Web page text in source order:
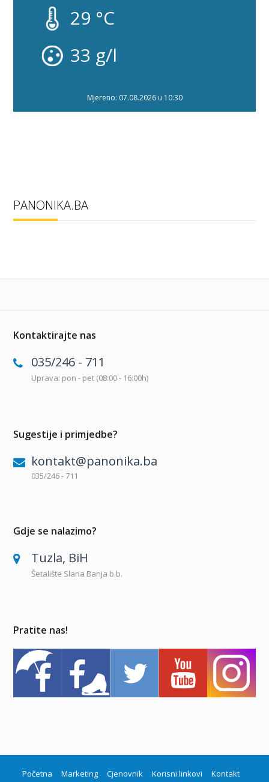
29 °C
33 g/l
Mjereno: 07.08.2026 u 10:30
PANONIKA.BA
Kontaktirajte nas
035/246 - 711
Uprava: pon - pet (08:00 - 16:00h)
Sugestije i primjedbe?
kontakt@panonika.ba
035/246 - 711
Gdje se nalazimo?
Tuzla, BiH
Šetalište Slana Banja b.b.
Pratite nas!
Početna Marketing Cjenovnik Korisni linkovi Kontakt